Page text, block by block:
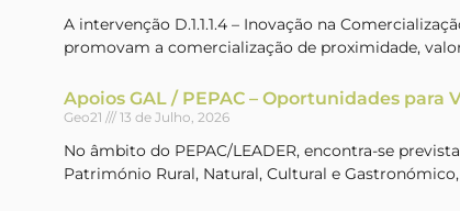
A intervenção D.1.1.1.4 – Inovação na
promovam a comercialização de proximidade,
Apoios GAL / PEPAC – Oportunidades
Geo21 13 de Julho, 2026
No âmbito do PEPAC/LEADER, encontra-se
Património Rural, Natural, Cultural e